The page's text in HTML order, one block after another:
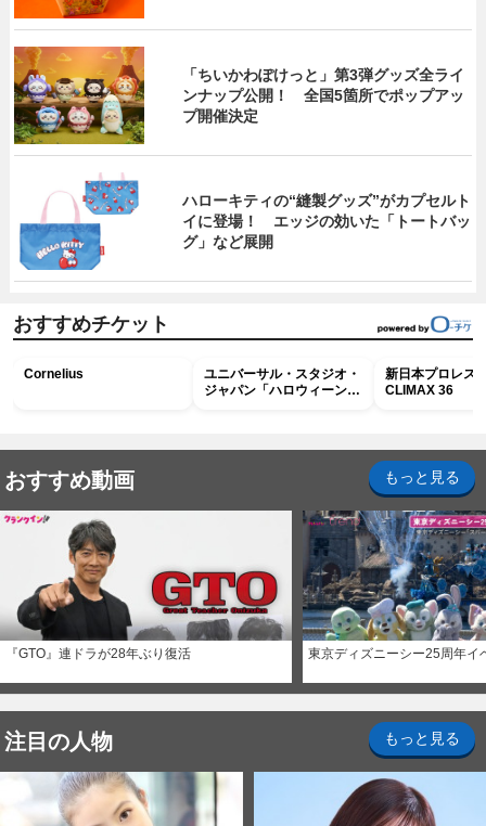
「ちいかわぽけっと」第3弾グッズ全ライ
ンナップ公開！ 全国5箇所でポップアッ
プ開催決定
ハローキティの“縫製グッズ”がカプセルト
イに登場！ エッジの効いた「トートバッ
グ」など展開
おすすめチケット
Cornelius
ユニバーサル・スタジオ・
ジャパン「ハロウィーン・
新日本プロレス
CLIMAX 36
おすすめ動画 もっと見る
『GTO』連ドラが28年ぶり復活 東京ディズニーシー25周年イ
注目の人物 もっと見る